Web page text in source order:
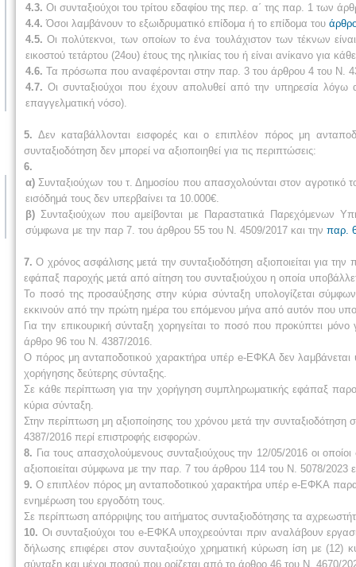
4.3. Οι συνταξιούχοι του τρίτου εδαφίου της περ. α΄ της παρ. 1 των
4.4. Όσοι λαμβάνουν το εξωιδρυματικό επίδομα ή το επίδομα του
4.5. Οι πολύτεκνοι, των οποίων το ένα τουλάχιστον των τέκνων
εικοστού τετάρτου (24ου) έτους της ηλικίας του ή είναι ανίκανο για
4.6. Τα πρόσωπα που αναφέρονται στην παρ. 3 του άρθρου 4 του Ν.
4.7. Οι συνταξιούχοι που έχουν απολυθεί από την υπηρεσία λόγω
επαγγελματική νόσο).
5. Δεν καταβάλλονται εισφορές και ο επιπλέον πόρος μη
συνταξιοδότηση δεν μπορεί να αξιοποιηθεί για τις περιπτώσεις:
6.
α) Συνταξιούχων του τ. Δημοσίου που απασχολούνται στον αγροτικό
εισόδημά τους δεν υπερβαίνει τα 10.000€.
β) Συνταξιούχων που αμείβονται με Παραστατικά Παρεχόμενων
σύμφωνα με την παρ 7. του άρθρου 55 του Ν. 4509/2017 και την παρ.
7.Ο χρόνος ασφάλισης μετά την συνταξιοδότηση αξιοποιείται για
εφάπαξ παροχής μετά από αίτηση του συνταξιούχου η οποία
Το ποσό της προσαύξησης στην κύρια σύνταξη υπολογίζεται
εκκινούν από την πρώτη ημέρα του επόμενου μήνα από αυτόν που
Για την επικουρική σύνταξη χορηγείται το ποσό που προκύπτει
άρθρο 96 του Ν. 4387/2016.
Ο πόρος μη ανταποδοτικού χαρακτήρα υπέρ e-ΕΦΚΑ δεν
χορήγησης δεύτερης σύνταξης.
Σε κάθε περίπτωση για την χορήγηση συμπληρωματικής εφάπαξ
κύρια σύνταξη.
Στην περίπτωση μη αξιοποίησης του χρόνου μετά την
4387/2016 περί επιστροφής εισφορών.
8. Για τους απασχολούμενους συνταξιούχους την 12/05/2016 οι
αξιοποιείται σύμφωνα με την παρ. 7 του άρθρου 114 του Ν. 5078/2023
9.Ο επιπλέον πόρος μη ανταποδοτικού χαρακτήρα υπέρ e-ΕΦΚΑ
ενημέρωση του εργοδότη τους.
Σε περίπτωση απόρριψης του αιτήματος συνταξιοδότησης τα
10. Οι συνταξιούχοι του e-ΕΦΚΑ υποχρεούνται πριν αναλάβουν
δήλωσης επιφέρει στον συνταξιούχο χρηματική κύρωση ίση με (12)
σύνταξη και μέχρι ποσού που ορίζεται από το άρθρο 46 του Ν. 4670/